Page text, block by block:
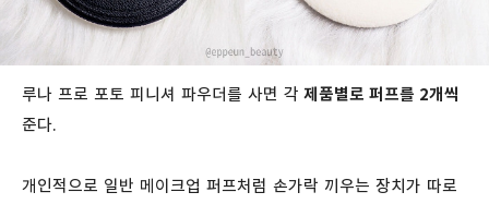
루나 프로 포토 피니셔 파우더를 사면 각 제품별로 퍼프를 2개씩
준다.
개인적으로 일반 메이크업 퍼프처럼 손가락 끼우는 장치가 따로